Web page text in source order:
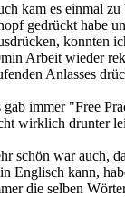
kam es einmal zu
gedrückt habe
konnten
Arbeit wieder
Anlasses
gab immer "Free
wirklich drunter
schön war auch,
Englisch kann,
die selben